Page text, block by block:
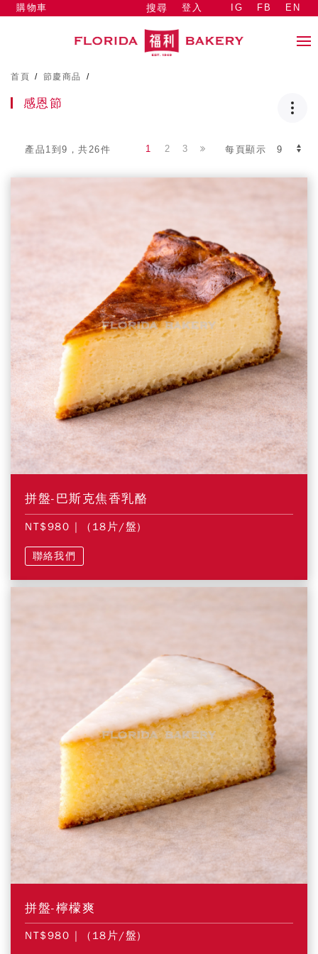
搜尋 登入
購物車 IG FB EN
首頁 / 節慶商品 /
感恩節
產品1到9，共26件 每頁顯示
1 2 3
拼盤-巴斯克焦香乳酪
NT$980 | (18片/盤)
聯絡我們
拼盤-檸檬爽
NT$980 | (18片/盤)